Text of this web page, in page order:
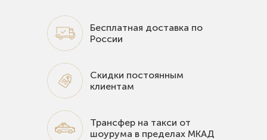
Бесплатная доставка по
России
Скидки постоянным
клиентам
Трансфер на такси от
шоурума в пределах МКАД